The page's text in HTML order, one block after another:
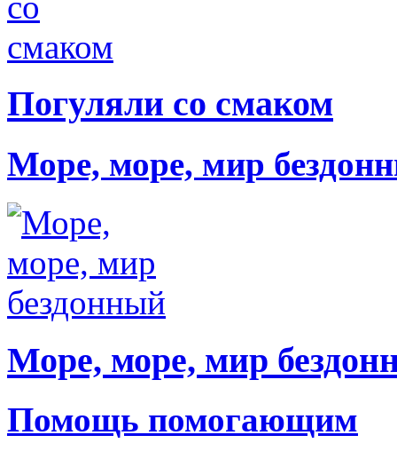
Погуляли со смаком
Море, море, мир
Море, море, мир
Помощь помогающим